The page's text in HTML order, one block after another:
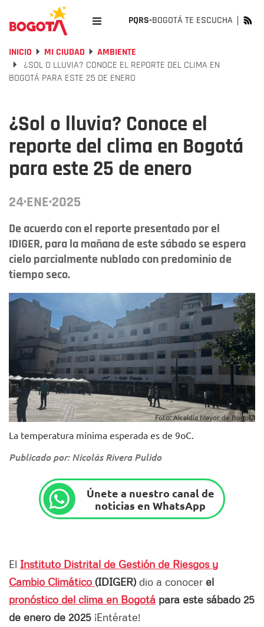
PQRS-BOGOTÁ TE ESCUCHA
INICIO MI CIUDAD
AMBIENTE
¿SOL O LLUVIA? CONOCE EL REPORTE DEL CLIMA EN
BOGOTÁ PARA ESTE 25 DE ENERO
¿Sol o lluvia? Conoce el
reporte del clima en Bogotá
para este 25 de enero
24·ENE·2025
De acuerdo con el reporte presentado por el
IDIGER, para la mañana de este sábado se espera
cielo parcialmente nublado con predominio de
tiempo seco.
Foto: Alcaldía Mayor de Bogotá
La temperatura mínima esperada es de 9oC.
Publicado por: Nicolás Rivera Pulido
Únete a nuestro canal de
noticias en WhatsApp
El Instituto Distrital de Gestión de Riesgos y
Cambio Climático (IDIGER) dio a conocer el
pronóstico del clima en Bogotá para este sábado 25
de enero de 2025 ¡Entérate!